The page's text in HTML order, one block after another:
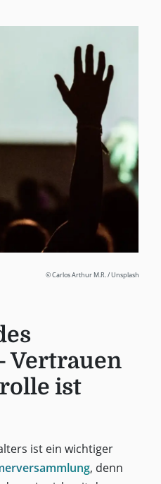
© Carlos Arthur M.R. / Unsplash
Vertrauen
ist
ist ein wichtiger
, denn